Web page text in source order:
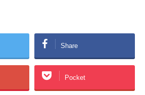
Share
Pocket